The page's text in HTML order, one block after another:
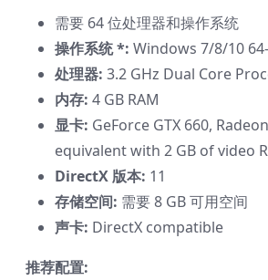
需要 64 位处理器和操作系统
操作系统 *: Windows 7/8/10
处理器: 3.2 GHz Dual Core
内存: 4 GB RAM
显卡: GeForce GTX 660,
equivalent with 2 GB of video
DirectX 版本: 11
存储空间: 需要 8 GB 可用空间
声卡: DirectX compatible
推荐配置: